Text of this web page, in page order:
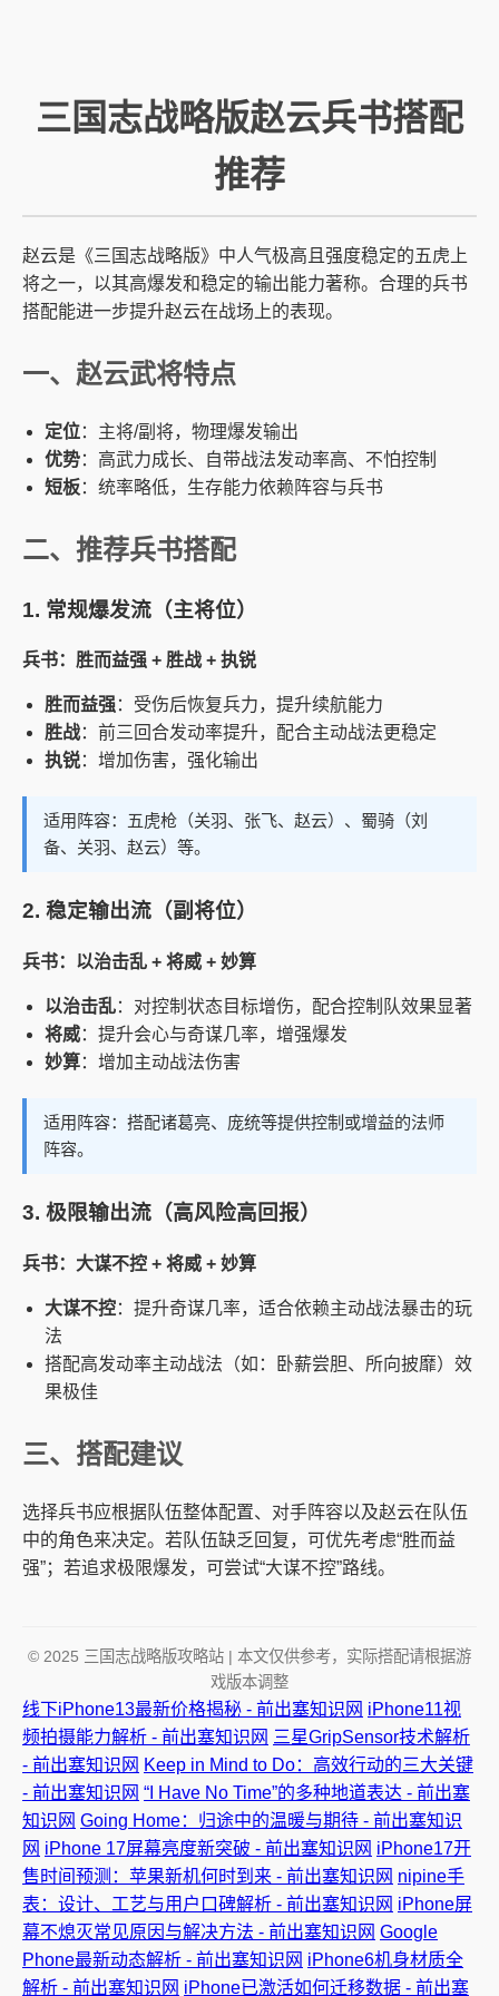
三国志战略版赵云兵书搭配
推荐
赵云是《三国志战略版》中人气极高且强度稳定的五虎上
将之一，以其高爆发和稳定的输出能力著称。合理的兵书
搭配能进一步提升赵云在战场上的表现。
一、赵云武将特点
定位：主将/副将，物理爆发输出
优势：高武力成长、自带战法发动率高、不怕控制
短板：统率略低，生存能力依赖阵容与兵书
二、推荐兵书搭配
1. 常规爆发流（主将位）
兵书：胜而益强 + 胜战 + 执锐
胜而益强：受伤后恢复兵力，提升续航能力
胜战：前三回合发动率提升，配合主动战法更稳定
执锐：增加伤害，强化输出
适用阵容：五虎枪（关羽、张飞、赵云）、蜀骑（刘
备、关羽、赵云）等。
2. 稳定输出流（副将位）
兵书：以治击乱 + 将威 + 妙算
以治击乱：对控制状态目标增伤，配合控制队效果显著
将威：提升会心与奇谋几率，增强爆发
妙算：增加主动战法伤害
适用阵容：搭配诸葛亮、庞统等提供控制或增益的法师
阵容。
3. 极限输出流（高风险高回报）
兵书：大谋不控 + 将威 + 妙算
大谋不控：提升奇谋几率，适合依赖主动战法暴击的玩
法
搭配高发动率主动战法（如：卧薪尝胆、所向披靡）效
果极佳
三、搭配建议
选择兵书应根据队伍整体配置、对手阵容以及赵云在队伍
中的角色来决定。若队伍缺乏回复，可优先考虑“胜而益
强”；若追求极限爆发，可尝试“大谋不控”路线。
© 2025 三国志战略版攻略站 | 本文仅供参考，实际搭配请根据游
戏版本调整
线下iPhone13最新价格揭秘 - 前出塞知识网 iPhone11视
频拍摄能力解析 - 前出塞知识网 三星GripSensor技术解析
- 前出塞知识网 Keep in Mind to Do：高效行动的三大关键
- 前出塞知识网 “I Have No Time”的多种地道表达 - 前出塞
知识网 Going Home：归途中的温暖与期待 - 前出塞知识
网 iPhone 17屏幕亮度新突破 - 前出塞知识网 iPhone17开
售时间预测：苹果新机何时到来 - 前出塞知识网 nipine手
表：设计、工艺与用户口碑解析 - 前出塞知识网 iPhone屏
幕不熄灭常见原因与解决方法 - 前出塞知识网 Google
Phone最新动态解析 - 前出塞知识网 iPhone6机身材质全
解析 - 前出塞知识网 iPhone已激活如何迁移数据 - 前出塞